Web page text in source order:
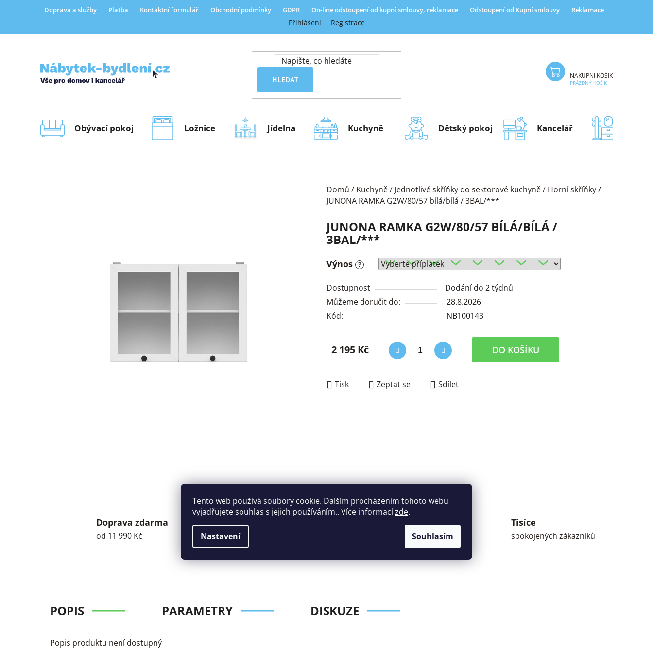
Tento web používá soubory cookie. Dalším procházením tohoto webu
vyjadřujete souhlas s jejich používáním.. Více informacízde.
Nastavení Souhlasím
Doprava a služby Platba Kontaktní formulář Obchodní podmínky GDPR On-line odstoupení od kupní smlouvy, reklamace Odstoupení od Kupní smlouvy Reklamace
Přihlášení Registrace
HLEDAT NÁKUPNÍ KOŠÍK
PRÁZDNÝ KOŠÍK
Obývací pokoj Ložnice Jídelna Kuchyně Dětský pokoj Kancelář
Domů / Kuchyně/ Jednotlivé skříňky do sektorové kuchyně/ Horní skříňky/
JUNONA RAMKA G2W/80/57 bílá/bílá / 3BAL/***
JUNONA RAMKA G2W/80/57 BÍLÁ/BÍLÁ /
3BAL/***
Výnos ?
Dostupnost
Dodání do 2 týdnů
Můžeme doručit do:
28.8.2026
Kód:
NB100143
2 195 Kč DO KOŠÍKU
Tisk Zeptat se Sdílet
Doprava zdarma
od 11 990 Kč
Perfektní
zákaznická podpora
Široký výběr
nábytku za rozumné
Tisíce
spokojených zákazníků
POPIS PARAMETRY DISKUZE
Popis produktu není dostupný